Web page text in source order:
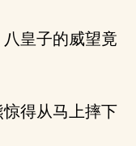
皇子的威望竟
得从马上摔下